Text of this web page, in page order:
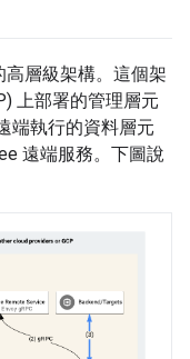
高層級架構。這個架
上部署的管理層元
端執行的資料層元
遠端服務。下圖說